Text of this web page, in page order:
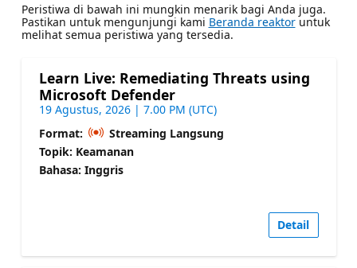
Peristiwa di bawah ini mungkin menarik bagi Anda juga.
Pastikan untuk mengunjungi kami Beranda reaktoruntuk
melihat semua peristiwa yang tersedia.
Learn Live: Remediating Threats using
Microsoft Defender
19 Agustus, 2026 | 7.00 PM (UTC)
Format:
Streaming Langsung
Topik: Keamanan
Bahasa: Inggris
Detail